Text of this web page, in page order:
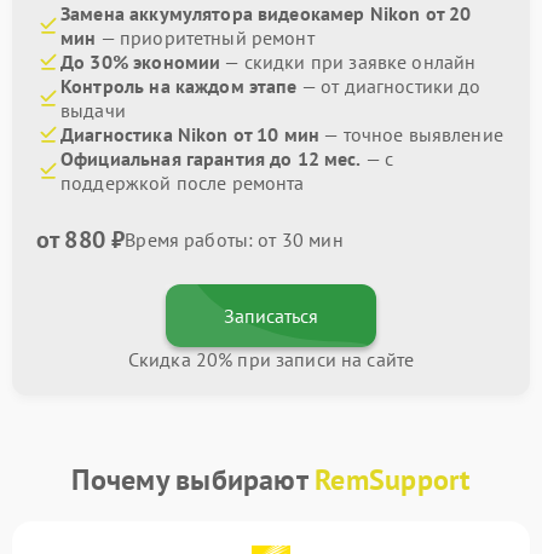
Замена аккумулятора видеокамер Nikon от 20
мин — приоритетный ремонт
До 30% экономии — скидки при заявке онлайн
Контроль на каждом этапе — от диагностики до
выдачи
Диагностика Nikon от 10 мин — точное выявление
Официальная гарантия до 12 мес. — с
поддержкой после ремонта
от 880 ₽Время работы: от 30 мин
Записаться
Скидка 20% при записи на сайте
Почему выбираютRemSupport